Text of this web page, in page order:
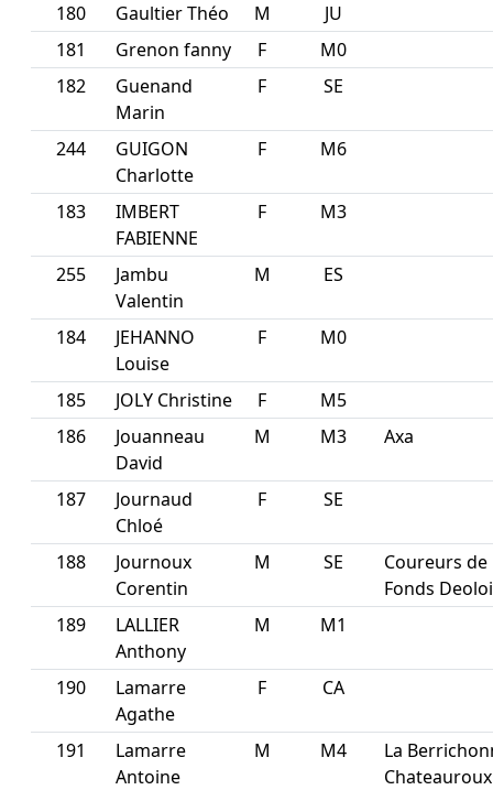
180 Gaultier Théo M
JU
181
Grenon fanny F
M0
182
Guenand
Marin
F SE
244
GUIGON
Charlotte
F M6
183
IMBERT
FABIENNE
F M3
255
Jambu
Valentin
M ES
184
JEHANNO
Louise
F M0
185 JOLY Christine F
M5
186
Jouanneau
David
M M3 Axa
187
Journaud
Chloé
F SE
188
Journoux
Corentin
M SE
Coureurs de
Fonds
189
LALLIER
Anthony
M M1
190
Lamarre
Agathe
F CA
191
Lamarre
Antoine
M M4
La
Chateauroux